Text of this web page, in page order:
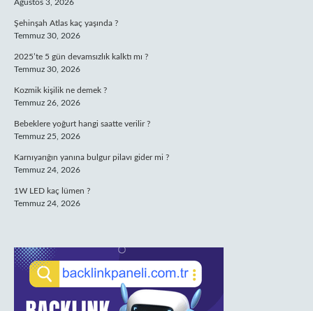
Ağustos 3, 2026
Şehinşah Atlas kaç yaşında ?
Temmuz 30, 2026
2025’te 5 gün devamsızlık kalktı mı ?
Temmuz 30, 2026
Kozmik kişilik ne demek ?
Temmuz 26, 2026
Bebeklere yoğurt hangi saatte verilir ?
Temmuz 25, 2026
Karnıyarığın yanına bulgur pilavı gider mi ?
Temmuz 24, 2026
1W LED kaç lümen ?
Temmuz 24, 2026